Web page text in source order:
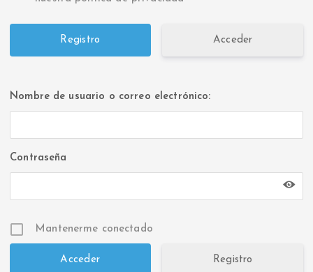
Acceder
Nombre de usuario o correo electrónico:
Contraseña
Mantenerme conectado
Registro